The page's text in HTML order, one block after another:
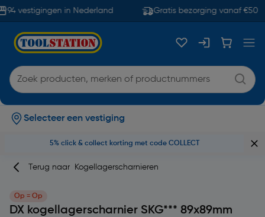
94 vestigingen in Nederland Gratis bezorging vanaf €50
Selecteer een vestiging
5% click & collect korting met code COLLECT
Terug naar Kogellagerscharnieren
Op = Op
DX kogellagerscharnier SKG*** 89x89mm